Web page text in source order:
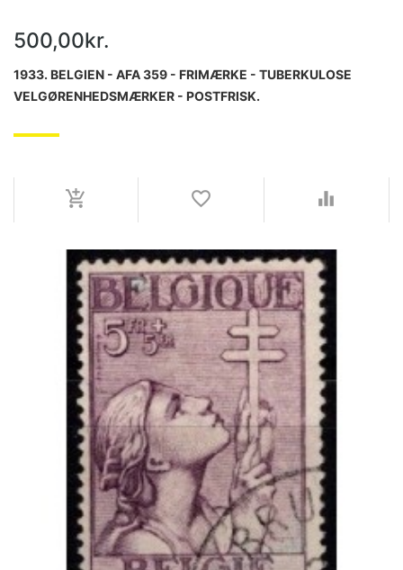
500,00kr.
1933. BELGIEN - AFA 359 - FRIMÆRKE - TUBERKULOSE
VELGØRENHEDSMÆRKER - POSTFRISK.